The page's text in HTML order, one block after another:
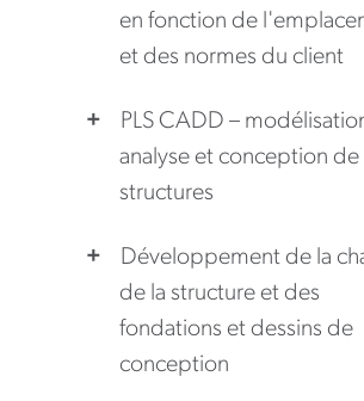
en fonction de
et des normes du client
PLS CADD –
analyse et conception de
structures
Développement de la
de la structure et des
fondations et dessins de
conception